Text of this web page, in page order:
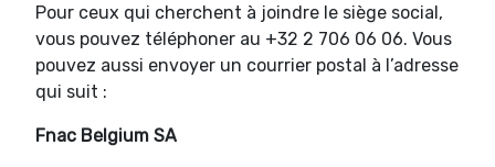
Pour ceux qui cherchent à joindre le siège social,
vous pouvez téléphoner au +32 2 706 06 06. Vous
pouvez aussi envoyer un courrier postal à l’adresse
qui suit :
Fnac Belgium SA